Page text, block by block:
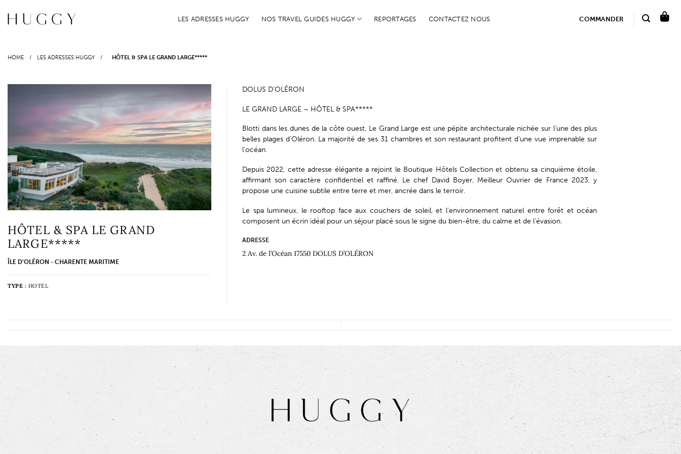
contenu
LES ADRESSES HUGGY NOS TRAVEL GUIDES HUGGY REPORTAGES CONTACTEZ NOUS COMMANDER
HOME / LES ADRESSES HUGGY / HÔTEL & SPA LE GRAND LARGE*****
HÔTEL & SPA LE GRAND
LARGE*****
ÎLE D'OLÉRON - CHARENTE MARITIME
TYPE : HOTEL
DOLUS D’OLÉRON
LE GRAND LARGE – HÔTEL & SPA*****
Blotti dans les dunes de la côte ouest, Le Grand Large est une pépite architecturale nichée sur l’une des plus
belles plages d’Oléron. La majorité de ses 31 chambres et son restaurant profitent d’une vue imprenable sur
l’océan.
Depuis 2022, cette adresse élégante a rejoint le Boutique Hôtels Collection et obtenu sa cinquième étoile,
affirmant son caractère confidentiel et raffiné. Le chef David Boyer, Meilleur Ouvrier de France 2023, y
propose une cuisine subtile entre terre et mer, ancrée dans le terroir.
Le spa lumineux, le rooftop face aux couchers de soleil, et l’environnement naturel entre forêt et océan
composent un écrin idéal pour un séjour placé sous le signe du bien-être, du calme et de l’évasion.
ADRESSE
2 Av. de l’Océan 17550 DOLUS D’OLÉRON